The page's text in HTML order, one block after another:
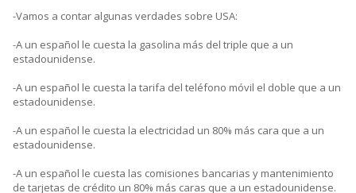
-Vamos a contar algunas verdades sobre USA:
-A un español le cuesta la gasolina más del triple que a un
estadounidense.
-A un español le cuesta la tarifa del teléfono móvil el doble que a un
estadounidense.
-A un español le cuesta la electricidad un 80% más cara que a un
estadounidense.
-A un español le cuesta las comisiones bancarias y mantenimiento
de tarjetas de crédito un 80% más caras que a un estadounidense.